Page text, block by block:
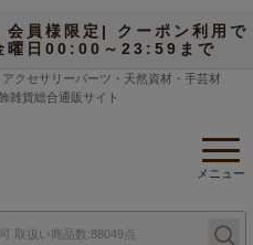
員様限定| クーポン利用で
曜日00:00～23:59まで
クセサリーパーツ・天然資材・手芸材
雑貨総合通販サイト
メニュー